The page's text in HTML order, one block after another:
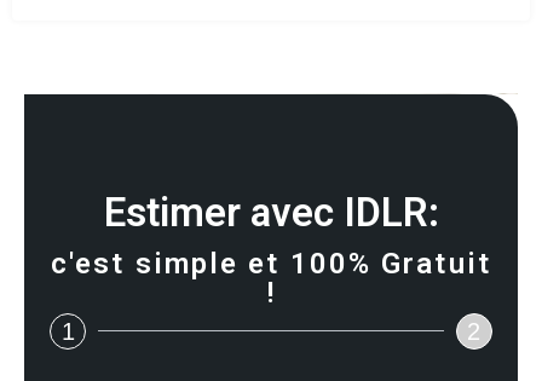
Estimer avec IDLR:
c'est simple et 100% Gratuit
!
1 2